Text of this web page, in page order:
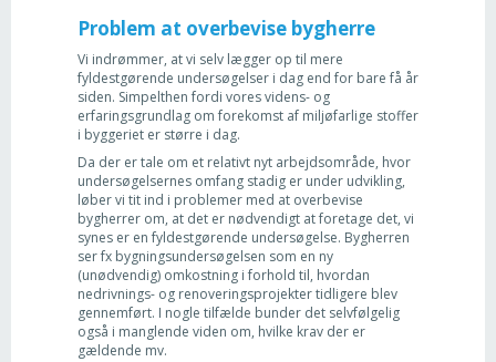
Problem at overbevise bygherre
Vi indrømmer, at vi selv lægger op til mere
fyldestgørende undersøgelser i dag end for bare få år
siden. Simpelthen fordi vores videns- og
erfaringsgrundlag om forekomst af miljøfarlige stoffer
i byggeriet er større i dag.
Da der er tale om et relativt nyt arbejdsområde, hvor
undersøgelsernes omfang stadig er under udvikling,
løber vi tit ind i problemer med at overbevise
bygherrer om, at det er nødvendigt at foretage det, vi
synes er en fyldestgørende undersøgelse. Bygherren
ser fx bygningsundersøgelsen som en ny
(unødvendig) omkostning i forhold til, hvordan
nedrivnings- og renoveringsprojekter tidligere blev
gennemført. I nogle tilfælde bunder det selvfølgelig
også i manglende viden om, hvilke krav der er
gældende mv.